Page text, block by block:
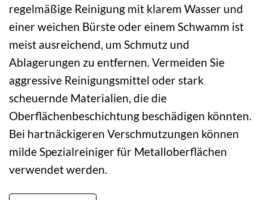
regelmäßige Reinigung mit klarem Wasser und
einer weichen Bürste oder einem Schwamm ist
meist ausreichend, um Schmutz und
Ablagerungen zu entfernen. Vermeiden Sie
aggressive Reinigungsmittel oder stark
scheuernde Materialien, die die
Oberflächenbeschichtung beschädigen könnten.
Bei hartnäckigeren Verschmutzungen können
milde Spezialreiniger für Metalloberflächen
verwendet werden.